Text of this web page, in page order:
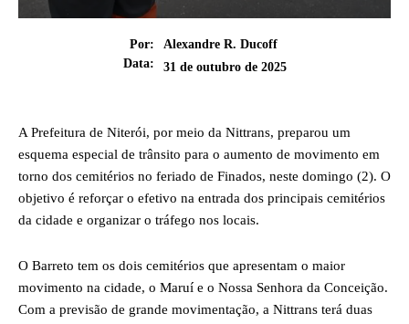
Por:
Alexandre R. Ducoff
Data:
31 de outubro de 2025
A Prefeitura de Niterói, por meio da Nittrans, preparou um
esquema especial de trânsito para o aumento de movimento em
torno dos cemitérios no feriado de Finados, neste domingo (2). O
objetivo é reforçar o efetivo na entrada dos principais cemitérios
da cidade e organizar o tráfego nos locais.
O Barreto tem os dois cemitérios que apresentam o maior
movimento na cidade, o Maruí e o Nossa Senhora da Conceição.
Com a previsão de grande movimentação, a Nittrans terá duas